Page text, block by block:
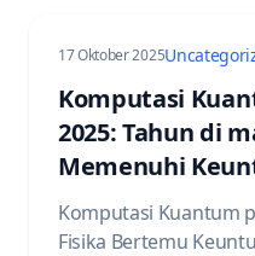
17 Oktober 2025
Komputasi
2025: Tahun di
Memenuhi
Komputasi Kuantum
Fisika Bertemu